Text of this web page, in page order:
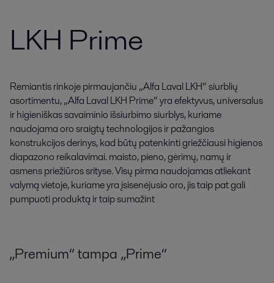
LKH Prime
Remiantis rinkoje pirmaujančiu „Alfa Laval LKH“ siurblių
asortimentu, „Alfa Laval LKH Prime“ yra efektyvus, universalus
ir higieniškas savaiminio išsiurbimo siurblys, kuriame
naudojama oro sraigtų technologijos ir pažangios
konstrukcijos derinys, kad būtų patenkinti griežčiausi higienos
diapazono reikalavimai. maisto, pieno, gėrimų, namų ir
asmens priežiūros srityse. Visų pirma naudojamas atliekant
valymą vietoje, kuriame yra įsisenėjusio oro, jis taip pat gali
pumpuoti produktą ir taip sumažint
„Premium“ tampa „Prime“